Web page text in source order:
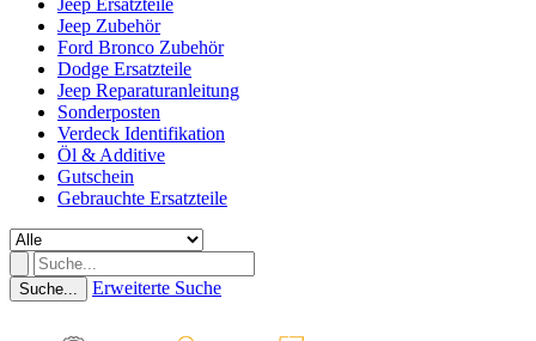
Jeep Ersatzteile
Jeep Zubehör
Ford Bronco Zubehör
Dodge Ersatzteile
Jeep Reparaturanleitung
Sonderposten
Verdeck Identifikation
Öl & Additive
Gutschein
Gebrauchte Ersatzteile
Suche... Erweiterte Suche